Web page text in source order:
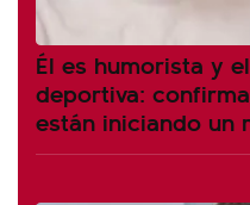
Él es humorista y
deportiva:
están iniciando un